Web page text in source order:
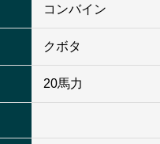
コンバイン
クボタ
20馬力